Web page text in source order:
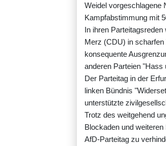
Weidel vorgeschlagene
Kampfabstimmung mit
In ihren
Merz (CDU) in scharfen
konsequente
anderen Parteien "Hass
Der Parteitag in der
linken Bündnis
unterstützte
Trotz des weitgehend
Blockaden und
AfD-Parteitag zu